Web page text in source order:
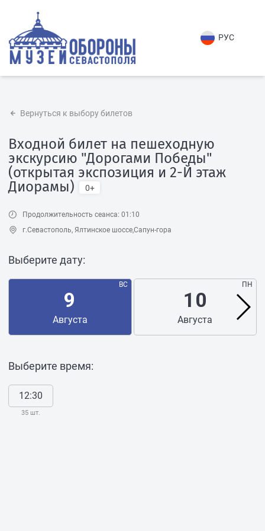
РУС
Вернуться к выбору билетов
Входной билет на пешеходную
экскурсию "Дорогами Победы"
(открытая экспозиция и 2-Й этаж
Диорамы)
0+
Продолжительность сеанса: 01:10
г.Севастополь, Ялтинское шоссе,Сапун-гора
Выберите дату:
ВС
9
Августа
ПН
10
Августа
Выберите время:
12:30
35 шт.